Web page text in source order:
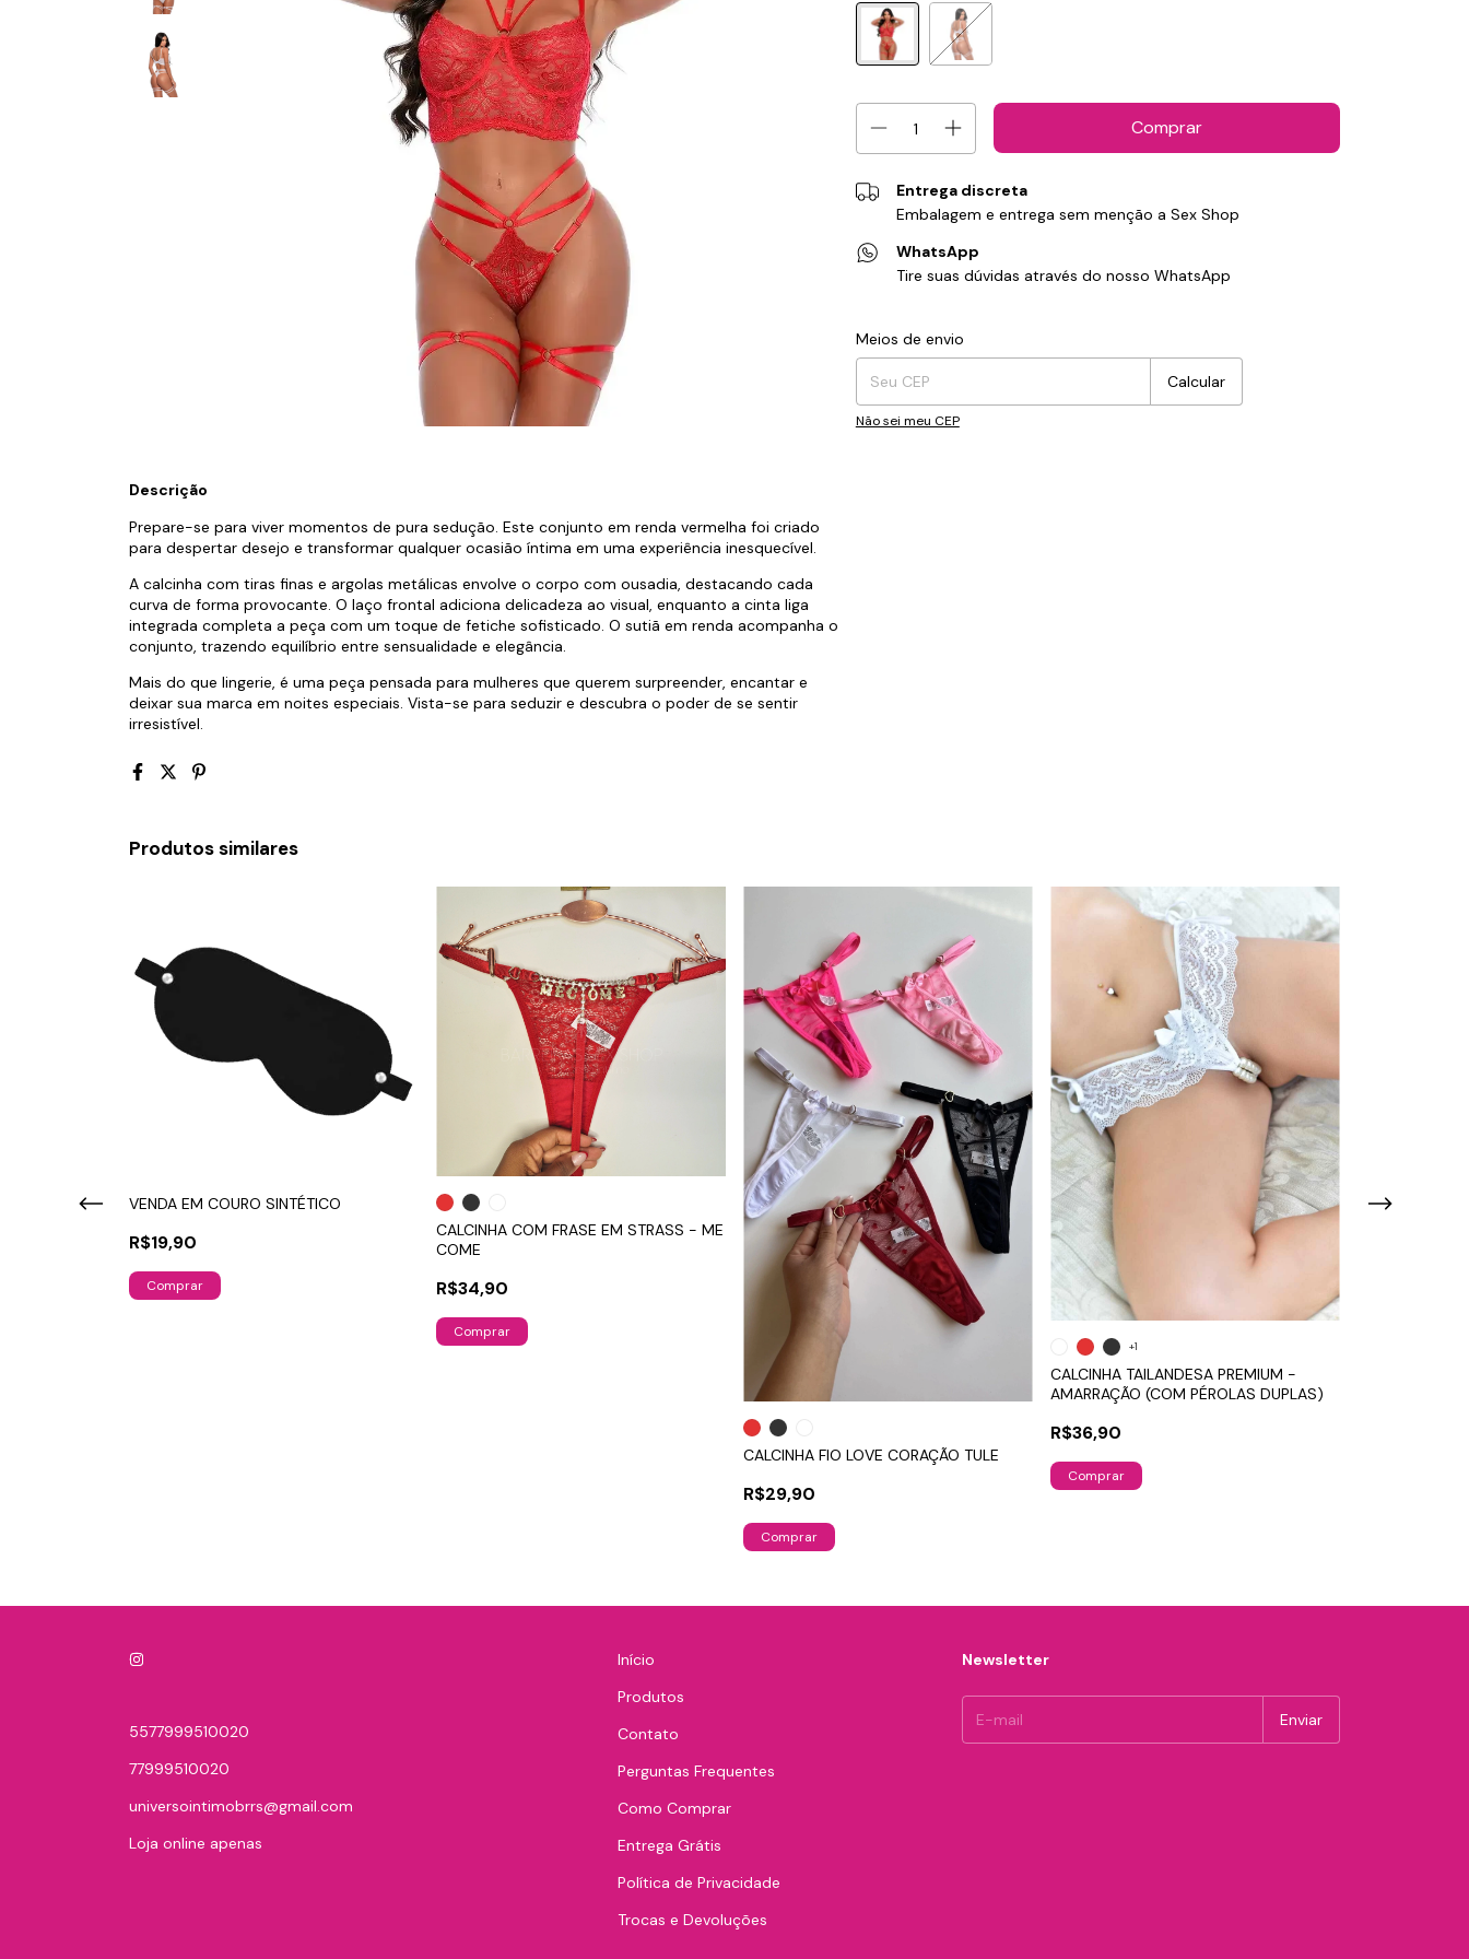
Entrega discreta
Embalagem e entrega sem menção a Sex Shop
WhatsApp
Tire suas dúvidas através do nosso WhatsApp
Entregas para o CEP:
Meios de envio
Calcular
Não sei meu CEP
Descrição
Prepare-se para viver momentos de pura sedução. Este conjunto em renda vermelha foi criado
para despertar desejo e transformar qualquer ocasião íntima em uma experiência inesquecível.
A calcinha com tiras finas e argolas metálicas envolve o corpo com ousadia, destacando cada
curva de forma provocante. O laço frontal adiciona delicadeza ao visual, enquanto a cinta liga
integrada completa a peça com um toque de fetiche sofisticado. O sutiã em renda acompanha o
conjunto, trazendo equilíbrio entre sensualidade e elegância.
Mais do que lingerie, é uma peça pensada para mulheres que querem surpreender, encantar e
deixar sua marca em noites especiais. Vista-se para seduzir e descubra o poder de se sentir
irresistível.
Produtos similares
VENDA EM COURO SINTÉTICO
R$19,90
CALCINHA COM FRASE EM STRASS - ME
COME
R$34,90
Comprar
CALCINHA FIO LOVE CORAÇÃO TULE
R$29,90
Comprar
CALCINHA TAILANDESA PREMIUM -
AMARRAÇÃO (COM PÉROLAS DUPLAS)
R$36,90
+1
Comprar
5577999510020
77999510020
universointimobrrs@gmail.com
Loja online apenas
Início
Produtos
Contato
Perguntas Frequentes
Como Comprar
Entrega Grátis
Política de Privacidade
Trocas e Devoluções
Newsletter